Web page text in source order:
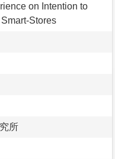
on Intention to
Stores
所